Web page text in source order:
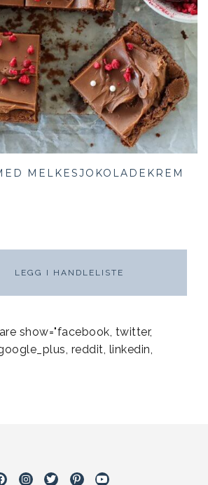
MELKESJOKOLADEKREM
LEGG I HANDLELISTE
show="facebook, twitter,
reddit, linkedin,
FacebookInstagram
TwitterPinterestYoutube